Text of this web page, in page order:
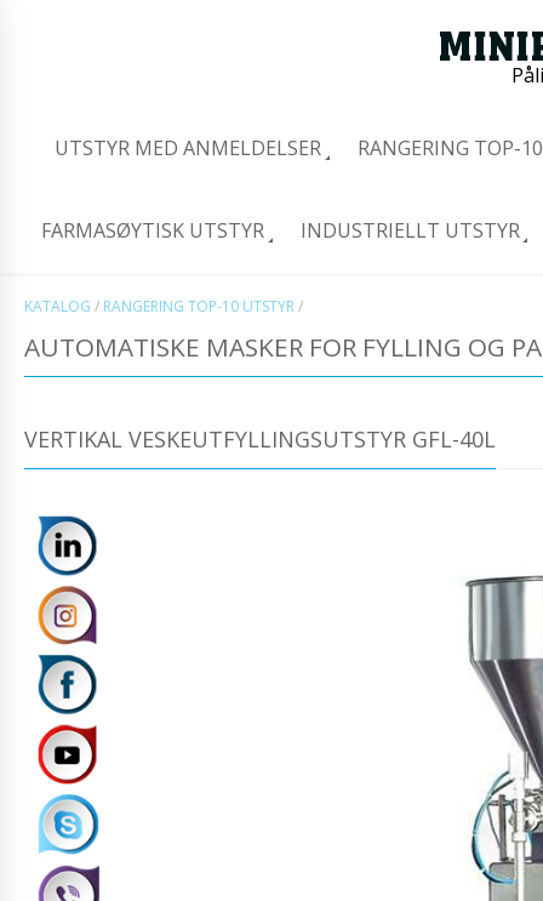
UTSTYR MED ANMELDELSER RANGERING TOP-
FARMASØYTISK UTSTYR INDUSTRIELLT UTSTYR
KATALOG / RANGERING TOP-10 UTSTYR/
AUTOMATISKE MASKER FOR FYLLING OG
VERTIKAL VESKEUTFYLLINGSUTSTYR GFL-40L